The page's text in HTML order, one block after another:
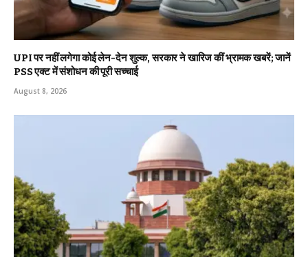
UPI पर नहीं लगेगा कोई लेन-देन शुल्क, सरकार ने खारिज कीं भ्रामक खबरें; जानें
PSS एक्ट में संशोधन की पूरी सच्चाई
August 8, 2026